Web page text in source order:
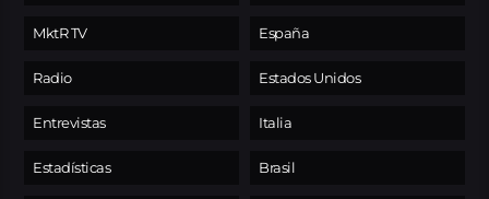
MktR TV
Radio
Entrevistas
Estadísticas
España
Estados Unidos
Italia
Brasil